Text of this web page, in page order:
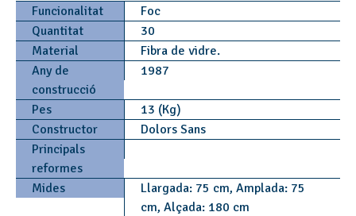
Funcionalitat
Foc
Quantitat
30
Material
Fibra de vidre.
Any de
construcció
1987
Pes
13 (Kg)
Constructor
Dolors Sans
Principals
reformes
Mides
Llargada: 75 cm, Amplada: 75
cm, Alçada: 180 cm